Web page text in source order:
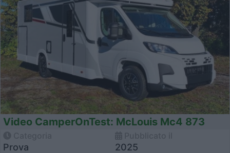
Video CamperOnTest: McLouis Mc4 873
Prova 2025